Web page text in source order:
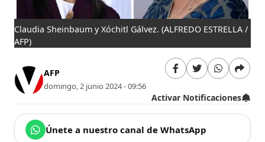
Claudia Sheinbaum y Xóchitl Gálvez. (ALFREDO ESTRELLA /
AFP)
AFP
domingo, 2 junio 2024 - 09:56
Activar Notificaciones
Únete a nuestro canal de WhatsApp